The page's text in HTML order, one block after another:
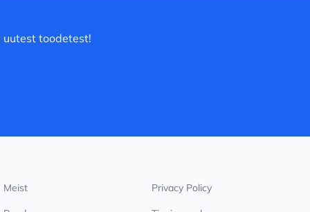
uutest toodetest!
Meist Privacy Policy